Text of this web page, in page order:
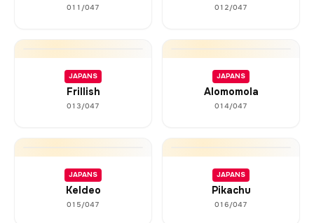
011/047 012/047
JAPANS
Frillish
013/047
JAPANS
Alomomola
014/047
JAPANS
Keldeo
015/047
JAPANS
Pikachu
016/047